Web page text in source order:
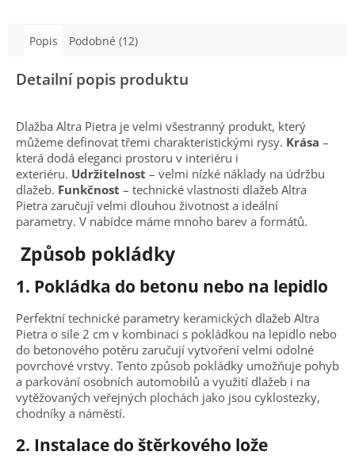
Popis Podobné (12)
Detailní popis produktu
Dlažba Altra Pietra je velmi všestranný produkt, který
můžeme definovat třemi charakteristickými rysy. Krása –
která dodá eleganci prostoru v interiéru i
exteriéru. Udržitelnost – velmi nízké náklady na údržbu
dlažeb. Funkčnost – technické vlastnosti dlažeb Altra
Pietra zaručují velmi dlouhou životnost a ideální
parametry. V nabídce máme mnoho barev a formátů.
Způsob pokládky
1. Pokládka do betonu nebo na lepidlo
Perfektní technické parametry keramických dlažeb Altra
Pietra o síle 2 cm v kombinaci s pokládkou na lepidlo nebo
do betonového potěru zaručují vytvoření velmi odolné
povrchové vrstvy. Tento způsob pokládky umožňuje pohyb
a parkování osobních automobilů a využití dlažeb i na
vytěžovaných veřejných plochách jako jsou cyklostezky,
chodníky a náměstí.
2. Instalace do štěrkového lože